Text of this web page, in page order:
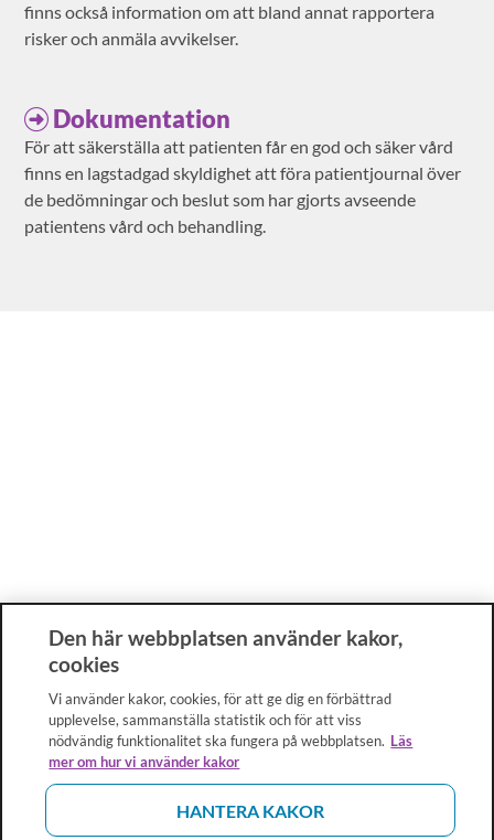
finns också information om att bland annat rapportera
risker och anmäla avvikelser.
Dokumentation
För att säkerställa att patienten får en god och säker vård
finns en lagstadgad skyldighet att föra patientjournal över
de bedömningar och beslut som har gjorts avseende
patientens vård och behandling.
Den här webbplatsen använder kakor,
cookies
Vi använder kakor, cookies, för att ge dig en förbättrad
upplevelse, sammanställa statistik och för att viss
nödvändig funktionalitet ska fungera på webbplatsen. Läs
mer om hur vi använder kakor
HANTERA KAKOR